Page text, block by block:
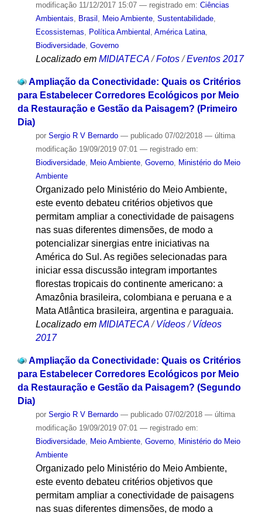
modificação11/12/2017 15:07 — registrado em: Ciências
Ambientais, Brasil , Meio Ambiente, Sustentabilidade,
Ecossistemas, Política Ambiental , América Latina,
Biodiversidade, Governo
Localizado em MIDIATECA /Fotos /Eventos 2017
Ampliação da Conectividade: Quais os Critérios
para Estabelecer Corredores Ecológicos por Meio
da Restauração e Gestão da Paisagem? (Primeiro
Dia)
por Sergio R V Bernardo — publicado07/02/2018 — última
modificação19/09/2019 07:01 — registrado em:
Biodiversidade, Meio Ambiente, Governo, Ministério do Meio
Ambiente
Organizado pelo Ministério do Meio Ambiente,
este evento debateu critérios objetivos que
permitam ampliar a conectividade de paisagens
nas suas diferentes dimensões, de modo a
potencializar sinergias entre iniciativas na
América do Sul. As regiões selecionadas para
iniciar essa discussão integram importantes
florestas tropicais do continente americano: a
Amazônia brasileira, colombiana e peruana e a
Mata Atlântica brasileira, argentina e paraguaia.
Localizado em MIDIATECA /Vídeos /Vídeos
2017
Ampliação da Conectividade: Quais os Critérios
para Estabelecer Corredores Ecológicos por Meio
da Restauração e Gestão da Paisagem? (Segundo
Dia)
por Sergio R V Bernardo — publicado07/02/2018 — última
modificação19/09/2019 07:01 — registrado em:
Biodiversidade, Meio Ambiente, Governo,
Ministério do Meio
Ambiente
Organizado pelo Ministério do Meio Ambiente,
este evento debateu critérios objetivos que
permitam ampliar a conectividade de paisagens
nas suas diferentes dimensões, de modo a